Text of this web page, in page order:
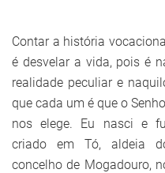
Contar a história
é desvelar a vida, pois é
realidade peculiar e
que cada um é que o
nos elege. Eu nasci e
criado em Tó, aldeia
concelho de Mogadouro,